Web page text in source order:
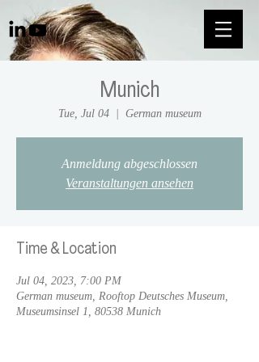
Munich
Tue, Jul 04
  |
German museum
Anmeldung abgeschlossen
Veranstaltungen ansehen
Time & Location
Jul 04, 2023, 7:00 PM
German museum, Rooftop Deutsches Museum,
Museumsinsel 1, 80538 Munich